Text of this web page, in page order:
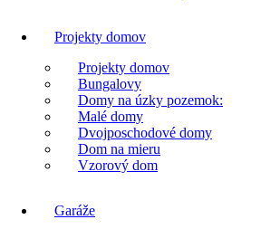
Projekty domov
Projekty domov
Bungalovy
Domy na úzky pozemok:
Malé domy
Dvojposchodové domy
Dom na mieru
Vzorový dom
Garáže